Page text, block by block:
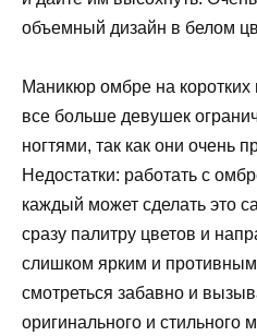
объемный дизайн в белом
Маникюр омбре на коротких
все больше девушек
ногтями, так как они очень
Недостатки: работать с
каждый может сделать это
сразу палитру цветов и
слишком ярким и противным
смотреться забавно и
оригинального и стильного